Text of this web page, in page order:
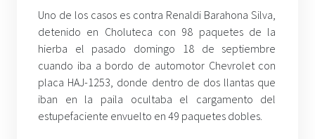
Uno de los casos es contra Renaldi Barahona Silva,
detenido en Choluteca con 98 paquetes de la
hierba el pasado domingo 18 de septiembre
cuando iba a bordo de automotor Chevrolet con
placa HAJ-1253, donde dentro de dos llantas que
iban en la paila ocultaba el cargamento del
estupefaciente envuelto en 49 paquetes dobles.